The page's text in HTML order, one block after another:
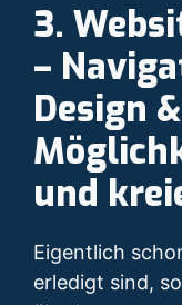
3.
–
Design
und
Eigentlich
erledigt sind,